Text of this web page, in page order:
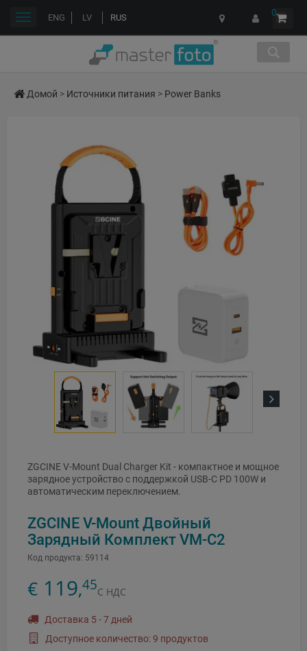
ENG LV RUS 0
Переключить
Домой > Источники питания > Power Banks
ZGCINE V-Mount Dual Charger Kit - компактное и мощное
зарядное устройство с поддержкой USB-C PD 100W и
автоматическим переключением.
ZGCINE V-Mount Двойный
Зарядный Комплект VM-C2
Код продукта: 59114
€ 119,45С НДС
Доставка 5 - 7 дней
Доступное количество: 9 продуктов